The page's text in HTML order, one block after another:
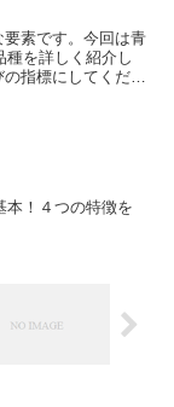
素です。今回は青
種を詳しく紹介し
指標にしてくださ
本！４つの特徴を